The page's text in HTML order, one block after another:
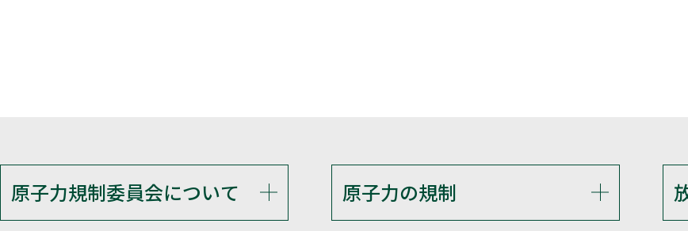
原子力規制委員会について 原子力の規制